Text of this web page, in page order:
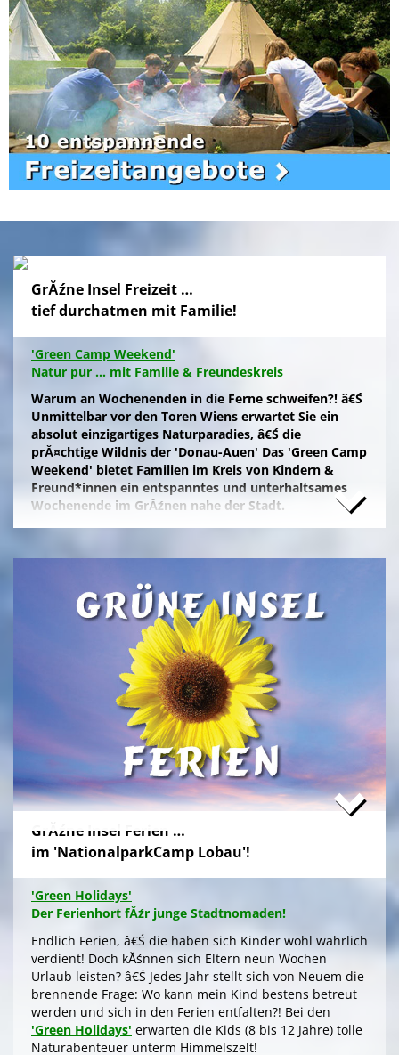
GrĂźne Insel Freizeit …
tief durchatmen mit Familie!
'Green Camp Weekend'
Natur pur ... mit Familie & Freundeskreis
Warum an Wochenenden in die Ferne schweifen?! â€Ś
Unmittelbar vor den Toren Wiens erwartet Sie ein
absolut einzigartiges Naturparadies, â€Ś die
prĂ¤chtige Wildnis der 'Donau-Auen' Das 'Green Camp
Weekend' bietet Familien im Kreis von Kindern &
Freund*innen ein entspanntes und unterhaltsames
Wochenende im GrĂźnen nahe der Stadt.
Naturfreunde, die lange Anfahrten meiden und zum
gepflegten Wiese im 'NationalparkCamp' mit
Selbstverpflegung, â€Ś inklusive KĂźhl- und Catering-
Support sowie abendlichem Brennholz fĂźr das
knisternde Lagerfeuer.
Zum stressfreien Kurzurlaub der Familie mit
Freundeskreis im idyllischen GrĂźn-Ambiente, mit
Naturabenteuern bei einer'Green Tour Lobau'
urigen 'Nationalpark Donau-Auen', mit romantischem
Sterngucken und Palavern am knisternden Lagerfeuer
â€Ś fehlt schlicht nur noch Ihre Buchung!
>
'Green Camp Weekend'
'Schlafnester CampLodges'
Exklusive NĂ¤chte â€Ś auf der 'Augenweide'
dem stressigen Alltag und ohne lange Anreise und
aufwendige Zeltausstattung exklusiv nĂ¤chtigen im
grĂźnen Ambiente auf der 'Augenweide', â€Ś in einer
kĂźnstlerisch gestalteten 'CampLodge' im kuscheligen
Schlafsack. Jedes der fĂźnf 'Schlafnester' beherbergt
bis zu fĂźnf Personen.
Gleichwohl ob Familie oder Freundeskreis, â€Ś Sie
logieren in einer schmucken Outdoor-Lounge! FĂźr
GrĂźne Insel Ferien …
im 'NationalparkCamp Lobau'!
'Green Holidays'
Der Ferienhort fĂźr junge Stadtnomaden!
Endlich Ferien, â€Ś die haben sich Kinder wohl wahrlich
verdient! Doch kĂśnnen sich Eltern neun Wochen
Urlaub leisten? â€Ś Jedes Jahr stellt sich von Neuem die
brennende Frage: Wo kann mein Kind bestens betreut
werden und sich in den Ferien entfalten?! Bei den
'Green Holidays' erwarten die Kids (8 bis 12 Jahre) tolle
Naturabenteuer unterm Himmelszelt!